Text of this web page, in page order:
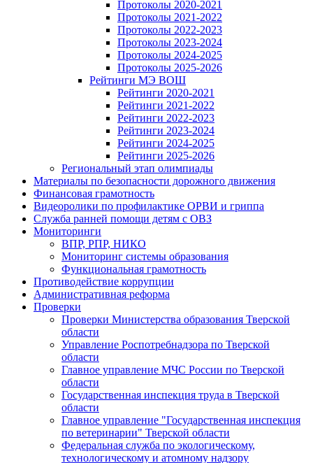
Протоколы 2020-2021
Протоколы 2021-2022
Протоколы 2022-2023
Протоколы 2023-2024
Протоколы 2024-2025
Протоколы 2025-2026
Рейтинги МЭ ВОШ
Рейтинги 2020-2021
Рейтинги 2021-2022
Рейтинги 2022-2023
Рейтинги 2023-2024
Рейтинги 2024-2025
Рейтинги 2025-2026
Региональный этап олимпиады
Материалы по безопасности дорожного движения
Финансовая грамотность
Видеоролики по профилактике ОРВИ и гриппа
Служба ранней помощи детям с ОВЗ
Мониторинги
ВПР, РПР, НИКО
Мониторинг системы образования
Функциональная грамотность
Противодействие коррупции
Административная реформа
Проверки
Проверки Министерства образования Тверской
области
Управление Роспотребнадзора по Тверской
области
Главное управление МЧС России по Тверской
области
Государственная инспекция труда в Тверской
области
Главное управление "Государственная инспекция
по ветеринарии" Тверской области
Федеральная служба по экологическому,
технологическому и атомному надзору